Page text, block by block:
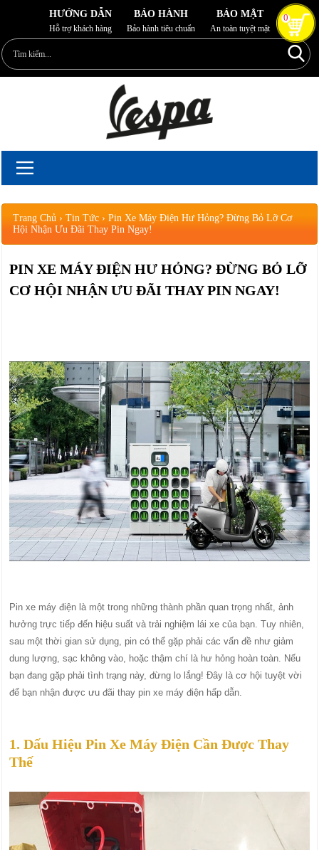
0
HƯỚNG DẪN
Hỗ trợ khách hàng
BẢO HÀNH
Bảo hành tiêu chuẩn
BẢO MẬT
An toàn tuyệt mật
Trang Chủ ›Tin Tức ›Pin Xe Máy Điện Hư Hỏng? Đừng Bỏ Lỡ Cơ
Hội Nhận Ưu Đãi Thay Pin Ngay!
PIN XE MÁY ĐIỆN HƯ HỎNG? ĐỪNG BỎ LỠ
CƠ HỘI NHẬN ƯU ĐÃI THAY PIN NGAY!
Pin xe máy điện là một trong những thành phần quan trọng nhất, ảnh
hưởng trực tiếp đến hiệu suất và trải nghiệm lái xe của bạn. Tuy nhiên,
sau một thời gian sử dụng, pin có thể gặp phải các vấn đề như giảm
dung lượng, sạc không vào, hoặc thậm chí là hư hỏng hoàn toàn. Nếu
bạn đang gặp phải tình trạng này, đừng lo lắng! Đây là cơ hội tuyệt vời
để bạn nhận được ưu đãi thay pin xe máy điện hấp dẫn.
1. Dấu Hiệu Pin Xe Máy Điện Cần Được Thay
Thế